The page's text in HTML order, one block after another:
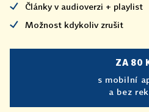
Články v audioverzi + playlist
Možnost kdykoliv zrušit
ZA 80
s mobilní
a bez